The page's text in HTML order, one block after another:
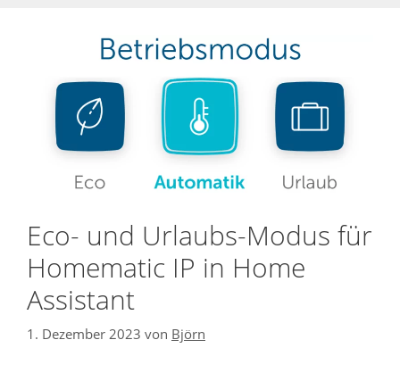
Eco- und Urlaubs-Modus für
Homematic IP in Home
Assistant
1. Dezember 2023 von Björn